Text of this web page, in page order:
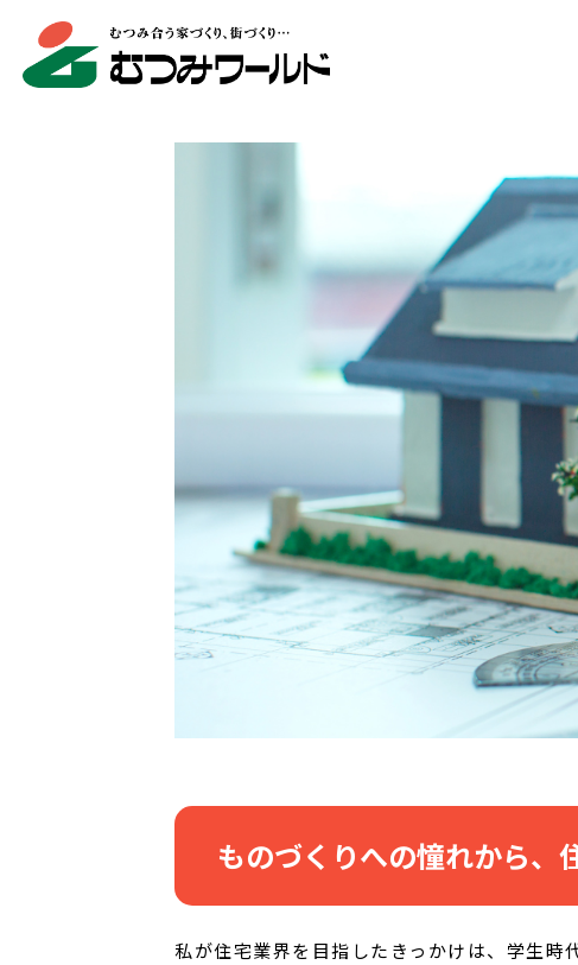
ものづくりへの憧れから、
私が住宅業界を目指したきっかけは、学生時